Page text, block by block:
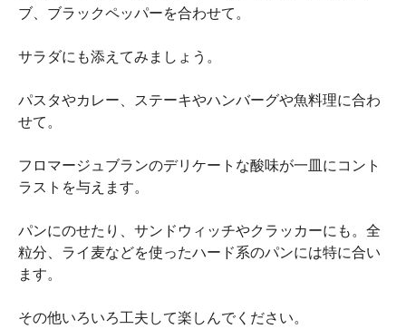
ブ、ブラックペッパーを合わせて。
サラダにも添えてみましょう。
パスタやカレー、ステーキやハンバーグや魚料理に合わ
せて。
フロマージュブランのデリケートな酸味が一皿にコント
ラストを与えます。
パンにのせたり、サンドウィッチやクラッカーにも。全
粒分、ライ麦などを使ったハード系のパンには特に合い
ます。
その他いろいろ工夫して楽しんでください。